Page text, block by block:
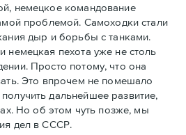
немецкое командование
проблемой. Самоходки стали
дыр и борьбы с танками.
немецкая пехота уже не столь
Просто потому, что она
Это впрочем не помешало
дальнейшее развитие,
Но об этом чуть позже, мы
дел в СССР.